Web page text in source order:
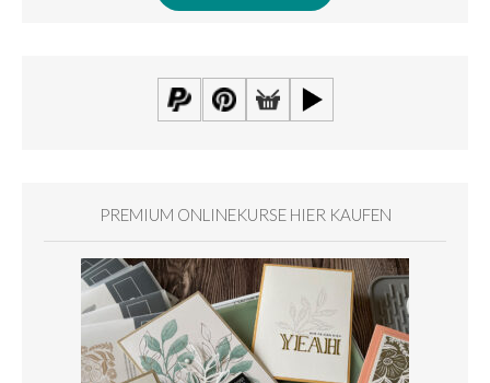
PREMIUM ONLINEKURSE HIER KAUFEN